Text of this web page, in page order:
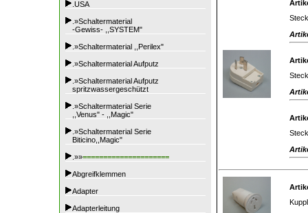
.USA
.»Schaltermaterial
-Gewiss- ,,SYSTEM"
.»Schaltermaterial ,,Perilex"
.»Schaltermaterial Aufputz
.»Schaltermaterial Aufputz
spritzwassergeschützt
.»Schaltermaterial Serie
,,Venus" - ,,Magic"
.»Schaltermaterial Serie
Biticino,,Magic"
.»»=====================
Abgreifklemmen
Adapter
Adapterleitung